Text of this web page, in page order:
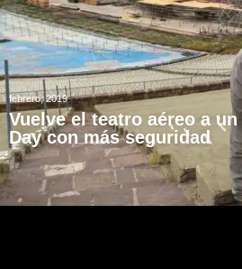
febrero, 2019
Vuelve el teatro aéreo a
Day con más seguridad